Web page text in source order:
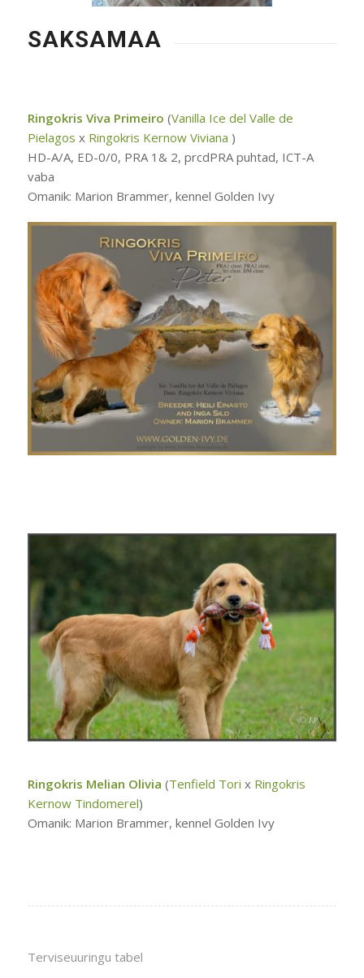
SAKSAMAA
Ringokris Viva Primeiro (Vanilla Ice del Valle de
Pielagos x Ringokris Kernow Viviana )
HD-A/A, ED-0/0, PRA 1& 2, prcdPRA puhtad, ICT-A
vaba
Omanik: Marion Brammer, kennel Golden Ivy
Ringokris Melian Olivia (Tenfield Tori x Ringokris
Kernow Tindomerel)
Omanik: Marion Brammer, kennel Golden Ivy
Terviseuuringu tabel